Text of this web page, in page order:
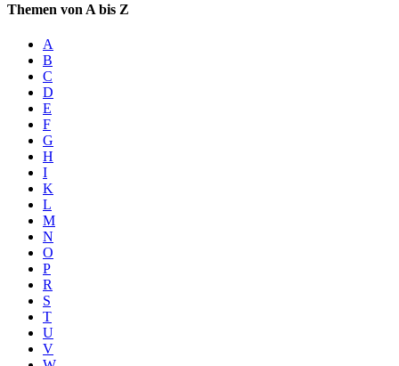
Themen von A bis Z
A
B
C
D
E
F
G
H
I
K
L
M
N
O
P
R
S
T
U
V